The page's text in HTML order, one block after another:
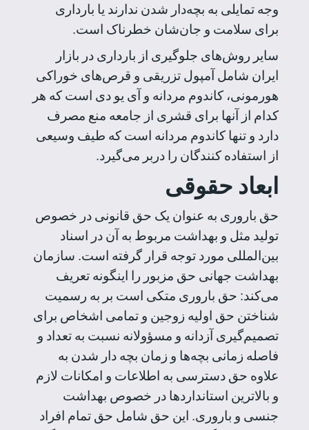
وجه تمایلی به بچه‌دار شدن ندارند یا بارداری
برای سلامت و جان‌شان خطرناک است.
سایر روش‌های جلوگیری از بارداری در بازار
ایران شامل‌ آمپول تزریقی و قرص‌های خوراکی
هورمونی، کاندوم مردانه و آی یو دی است که هر
کدام از آنها برای قشری از جامعه منع مصرف
دارد و تنها کاندوم مردانه است که طیف وسیعی
از استفاده کنندگان را دربر می‌گیرد.
ابعاد حقوقی
حق باروری به عنوان یک حق قانونی در خصوص
تولید مثل و بهداشت مربوط به آن در اسناد
بین‌المللی مورد توجه قرار گرفته است. سازمان
بهداشت جهانی‌ حق مزبور را اینگونه تعریف
می‌کند: حق باروری متکی‌ است بر به رسمیت
شناختن حق اولیه زوجین و تمامی اشخاص برای
تصمیم‌گیری آزدانه و مسؤولانه نسبت به تعداد و
فاصله زمانی‌ بچه‌ها و زمان بچه دار شدن به
علاوه‌ حق دسترسی‌ به اطلاعات و امکانات لازم
و بالا‌ترین استاندارد‌ها در خصوص بهداشت
جنسی‌ و باروری. این حق شامل حق تمام افراد